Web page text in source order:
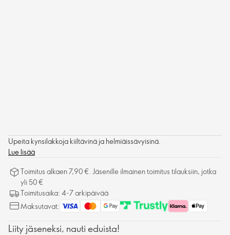
Upeita kynsilakkoja kiiltävinä ja helmiäissävyisinä.
Lue lisää
Toimitus alkaen 7,90 €. Jäsenille ilmainen toimitus tilauksiin, jotka
yli 50 €
Toimitusaika: 4-7 arkipäivää
Maksutavat:
Liity jäseneksi, nauti eduista!